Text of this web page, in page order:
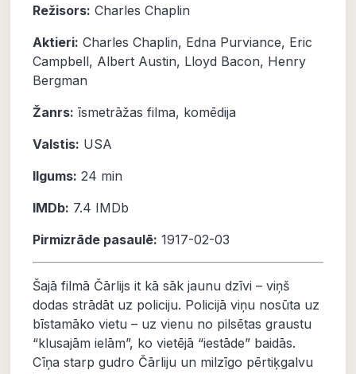
Režisors: Charles Chaplin
Aktieri: Charles Chaplin, Edna Purviance, Eric
Campbell, Albert Austin, Lloyd Bacon, Henry
Bergman
Žanrs: īsmetrāžas filma, komēdija
Valstis: USA
Ilgums: 24 min
IMDb: 7.4 IMDb
Pirmizrāde pasaulē: 1917-02-03
Šajā filmā Čārlijs it kā sāk jaunu dzīvi – viņš
dodas strādāt uz policiju. Policijā viņu nosūta uz
bīstamāko vietu – uz vienu no pilsētas graustu
“klusajām ielām”, ko vietējā “iestāde” baidās.
Cīņa starp gudro Čārliju un milzīgo pērtiķgalvu